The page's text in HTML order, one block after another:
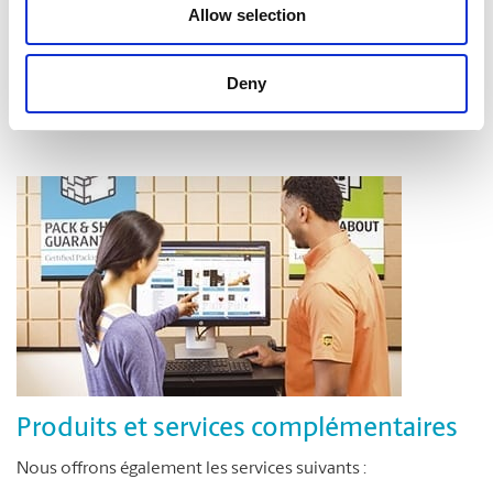
Allow selection
Deny
Produits et services complémentaires
Nous offrons également les services suivants :